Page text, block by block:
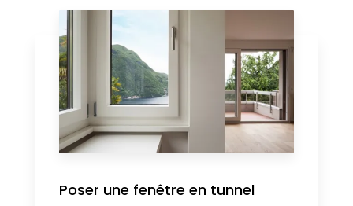
Poser une fenêtre en tunnel